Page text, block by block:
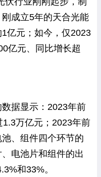
成立5年的天合光能
亿元；如今，仅2023
亿元、同比增长超
据显示：2023年前
万亿元；2023年前
、组件四个环节的
电池片和组件的出
和33%。